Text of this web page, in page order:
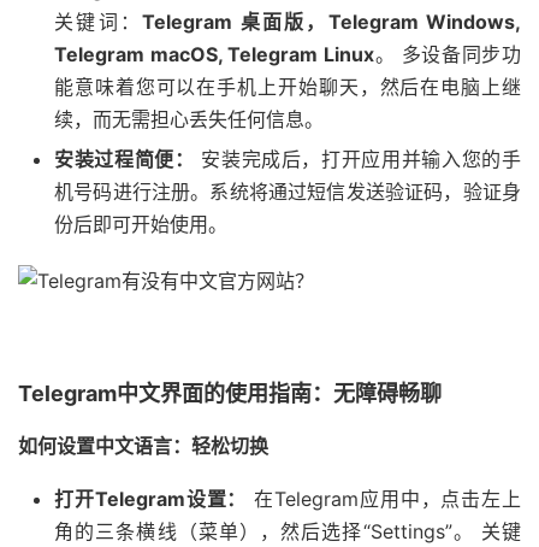
关键词：Telegram 桌面版，Telegram Windows,
Telegram macOS, Telegram Linux。 多设备同步功
能意味着您可以在手机上开始聊天，然后在电脑上继
续，而无需担心丢失任何信息。
安装过程简便：
安装完成后，打开应用并输入您的手
机号码进行注册。系统将通过短信发送验证码，验证身
份后即可开始使用。
Telegram中文界面的使用指南：无障碍畅聊
如何设置中文语言：轻松切换
打开Telegram设置：
在Telegram应用中，点击左上
角的三条横线（菜单），然后选择“Settings”。 关键